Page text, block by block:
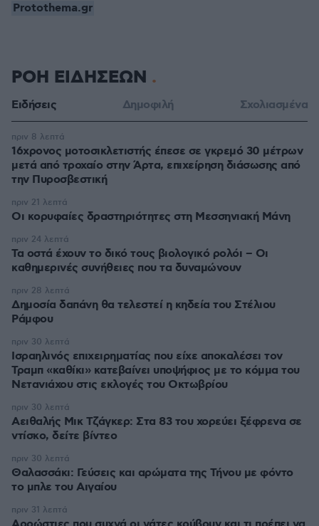
Protothema.gr
ΡΟΗ ΕΙΔΗΣΕΩΝ
Ειδήσεις Δημοφιλή Σχολιασμένα
16χρονος μοτοσικλετιστής έπεσε σε γκρεμό 30 μέτρων
μετά από τροχαίο στην Άρτα, επιχείρηση διάσωσης από
την Πυροσβεστική
πριν 8 λεπτά
Οι κορυφαίες δραστηριότητες στη Μεσσηνιακή Μάνη
πριν 21 λεπτά
Τα οστά έχουν το δικό τους βιολογικό ρολόι – Οι
καθημερινές συνήθειες που τα δυναμώνουν
πριν 24 λεπτά
Δημοσία δαπάνη θα τελεστεί η κηδεία του Στέλιου
Ράμφου
πριν 28 λεπτά
Ισραηλινός επιχειρηματίας που είχε αποκαλέσει τον
Τραμπ «καθίκι» κατεβαίνει υποψήφιος με το κόμμα του
Νετανιάχου στις εκλογές του Οκτωβρίου
πριν 30 λεπτά
Αειθαλής Μικ Τζάγκερ: Στα 83 του χορεύει ξέφρενα σε
ντίσκο, δείτε βίντεο
πριν 30 λεπτά
Θαλασσάκι: Γεύσεις και αρώματα της Τήνου με φόντο
το μπλε του Αιγαίου
πριν 30 λεπτά
πριν 31 λεπτά